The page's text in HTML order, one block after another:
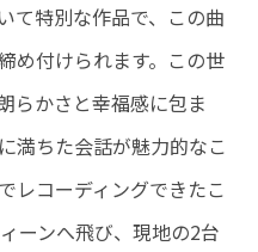
て特別な作品で、この曲
め付けられます。この世
らかさと幸福感に包ま
満ちた会話が魅力的なこ
レコーディングできたこ
ーンへ飛び、現地の2台